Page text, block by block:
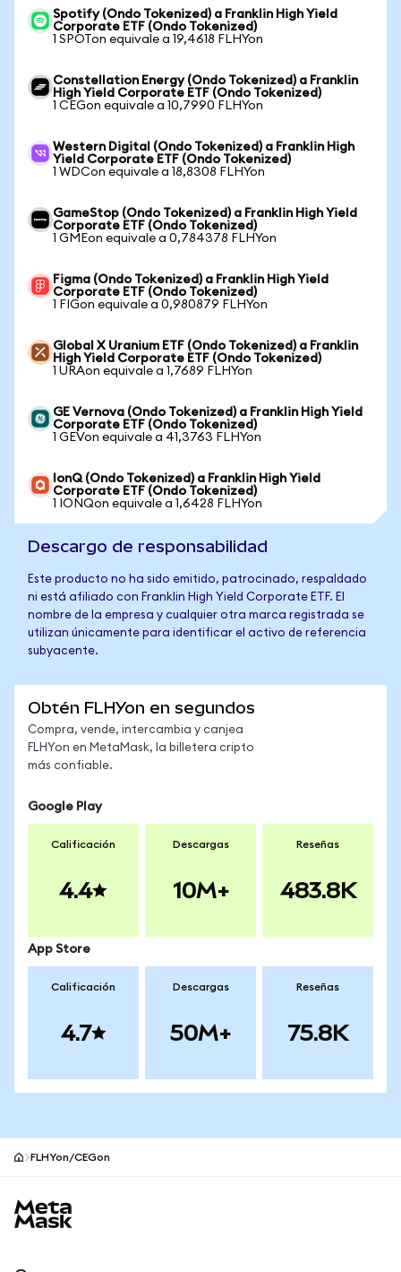
Spotify (Ondo Tokenized) a Franklin High Yield
Corporate ETF (Ondo Tokenized)
1 SPOTon equivale a 19,4618 FLHYon
Constellation Energy (Ondo Tokenized) a Franklin
High Yield Corporate ETF (Ondo Tokenized)
1 CEGon equivale a 10,7990 FLHYon
Western Digital (Ondo Tokenized) a Franklin High
Yield Corporate ETF (Ondo Tokenized)
1 WDCon equivale a 18,8308 FLHYon
GameStop (Ondo Tokenized) a Franklin High Yield
Corporate ETF (Ondo Tokenized)
1 GMEon equivale a 0,784378 FLHYon
Figma (Ondo Tokenized) a Franklin High Yield
Corporate ETF (Ondo Tokenized)
1 FIGon equivale a 0,980879 FLHYon
Global X Uranium ETF (Ondo Tokenized) a Franklin
High Yield Corporate ETF (Ondo Tokenized)
1 URAon equivale a 1,7689 FLHYon
GE Vernova (Ondo Tokenized) a Franklin High Yield
Corporate ETF (Ondo Tokenized)
1 GEVon equivale a 41,3763 FLHYon
IonQ (Ondo Tokenized) a Franklin High Yield
Corporate ETF (Ondo Tokenized)
1 IONQon equivale a 1,6428 FLHYon
Descargo de responsabilidad
Este producto no ha sido emitido, patrocinado, respaldado
ni está afiliado con Franklin High Yield Corporate ETF. El
nombre de la empresa y cualquier otra marca registrada se
utilizan únicamente para identificar el activo de referencia
subyacente.
Obtén FLHYon en segundos
Compra, vende, intercambia y canjea
FLHYon en MetaMask, la billetera cripto
más confiable.
Google Play
Calificación
4.4
Descargas
10M+
Reseñas
483.8K
App Store
Calificación
4.7
Descargas
50M+
Reseñas
75.8K
FLHYon/CEGon